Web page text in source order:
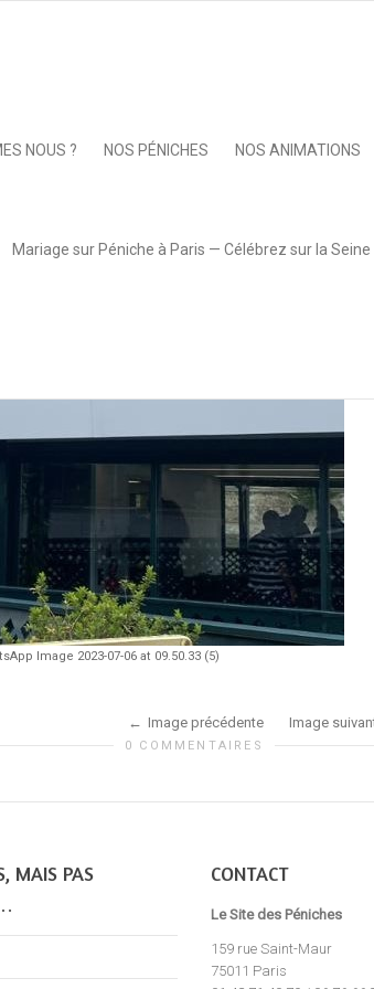
NOUS ? NOS PÉNICHES NOS ANIMATIONS
Mariage sur Péniche à Paris — Célébrez sur la Seine
Image 2023-07-06 at 09.50.33 (5)
Image précédente Image
0 COMMENTAIRES
MAIS PAS
CONTACT
Le Site des Péniches
159 rue Saint-Maur
75011 Paris